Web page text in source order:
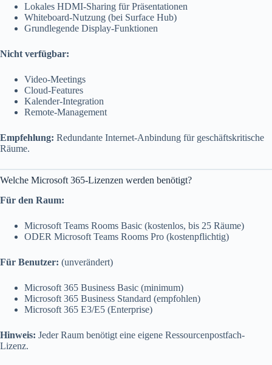
Lokales HDMI-Sharing für Präsentationen
Whiteboard-Nutzung (bei Surface Hub)
Grundlegende Display-Funktionen
Nicht verfügbar:
Video-Meetings
Cloud-Features
Kalender-Integration
Remote-Management
Empfehlung: Redundante Internet-Anbindung für geschäftskritische
Räume.
Welche Microsoft 365-Lizenzen werden benötigt?
Für den Raum:
Microsoft Teams Rooms Basic (kostenlos, bis 25 Räume)
ODER Microsoft Teams Rooms Pro (kostenpflichtig)
Für Benutzer: (unverändert)
Microsoft 365 Business Basic (minimum)
Microsoft 365 Business Standard (empfohlen)
Microsoft 365 E3/E5 (Enterprise)
Hinweis: Jeder Raum benötigt eine eigene Ressourcenpostfach-
Lizenz.